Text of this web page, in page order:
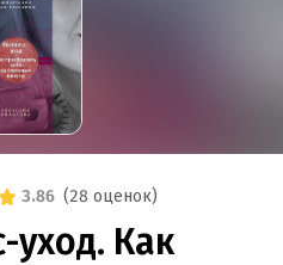
3.86 (28 оценок)
уход. Как